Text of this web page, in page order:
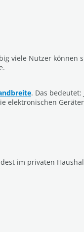
viele Nutzer können
. Das
elektronischen
im privaten